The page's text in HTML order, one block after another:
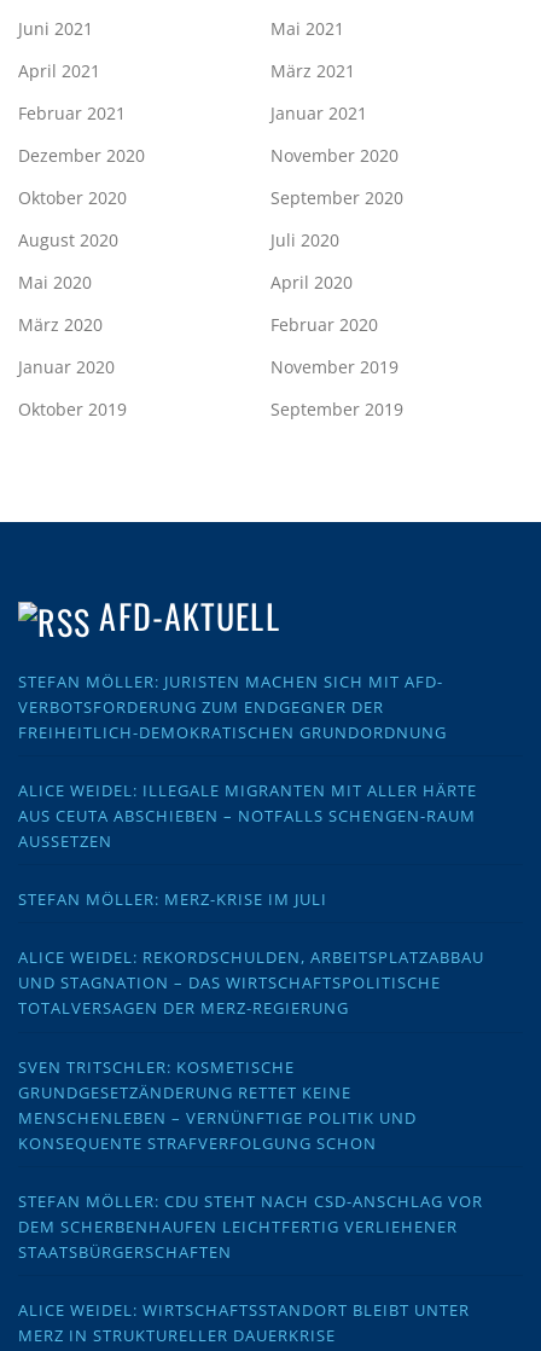
Juni 2021
Mai 2021
April 2021
März 2021
Februar 2021
Januar 2021
Dezember 2020
November 2020
Oktober 2020
September 2020
August 2020
Juli 2020
Mai 2020
April 2020
März 2020
Februar 2020
Januar 2020
November 2019
Oktober 2019
September 2019
AFD-AKTUELL
STEFAN MÖLLER: JURISTEN MACHEN SICH MIT AFD-
VERBOTSFORDERUNG ZUM ENDGEGNER DER
FREIHEITLICH-DEMOKRATISCHEN GRUNDORDNUNG
ALICE WEIDEL: ILLEGALE MIGRANTEN MIT ALLER HÄRTE
AUS CEUTA ABSCHIEBEN – NOTFALLS SCHENGEN-RAUM
AUSSETZEN
STEFAN MÖLLER: MERZ-KRISE IM JULI
ALICE WEIDEL: REKORDSCHULDEN, ARBEITSPLATZABBAU
UND STAGNATION – DAS WIRTSCHAFTSPOLITISCHE
TOTALVERSAGEN DER MERZ-REGIERUNG
SVEN TRITSCHLER: KOSMETISCHE
GRUNDGESETZÄNDERUNG RETTET KEINE
MENSCHENLEBEN – VERNÜNFTIGE POLITIK UND
KONSEQUENTE STRAFVERFOLGUNG SCHON
STEFAN MÖLLER: CDU STEHT NACH CSD-ANSCHLAG VOR
DEM SCHERBENHAUFEN LEICHTFERTIG VERLIEHENER
STAATSBÜRGERSCHAFTEN
ALICE WEIDEL: WIRTSCHAFTSSTANDORT BLEIBT UNTER
MERZ IN STRUKTURELLER DAUERKRISE